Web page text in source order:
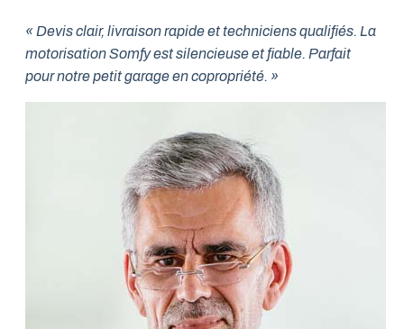
« Devis clair, livraison rapide et techniciens qualifiés. La
motorisation Somfy est silencieuse et fiable. Parfait
pour notre petit garage en copropriété. »